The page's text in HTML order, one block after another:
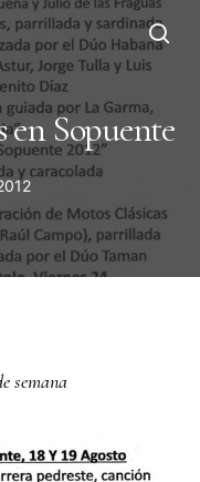
en Sopuente
semana